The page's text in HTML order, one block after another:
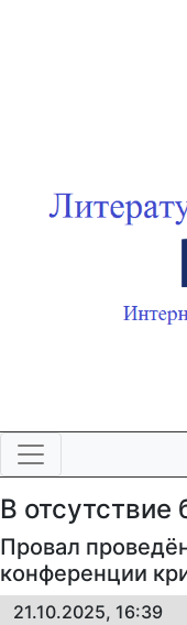
В отсутствие
Провал
конференции
21.10.2025, 16:39